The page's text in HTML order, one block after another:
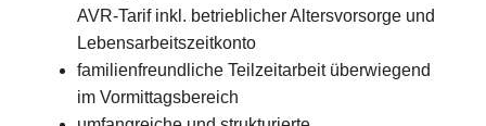
AVR-Tarif inkl. betrieblicher Altersvorsorge und
Lebensarbeitszeitkonto
familienfreundliche Teilzeitarbeit überwiegend
im Vormittagsbereich